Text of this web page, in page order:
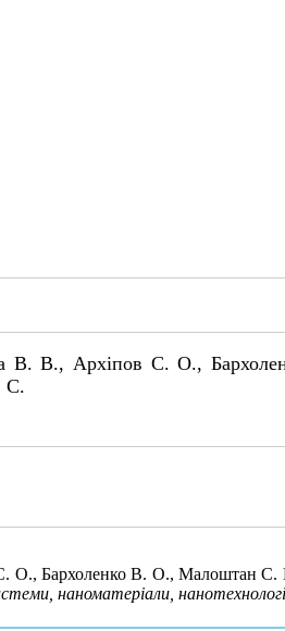
В. В., Архiпов С. О.,
С.
О., Бархоленко В. О., Малоштан
наноматеріали,